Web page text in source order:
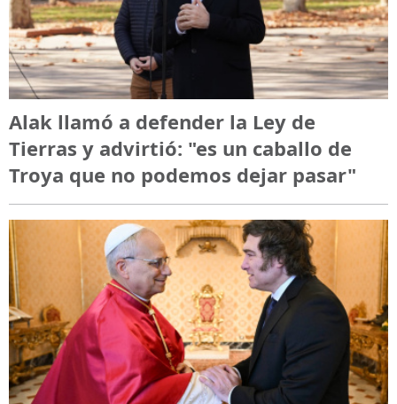
Alak llamó a defender la Ley de
Tierras y advirtió: "es un caballo de
Troya que no podemos dejar pasar"